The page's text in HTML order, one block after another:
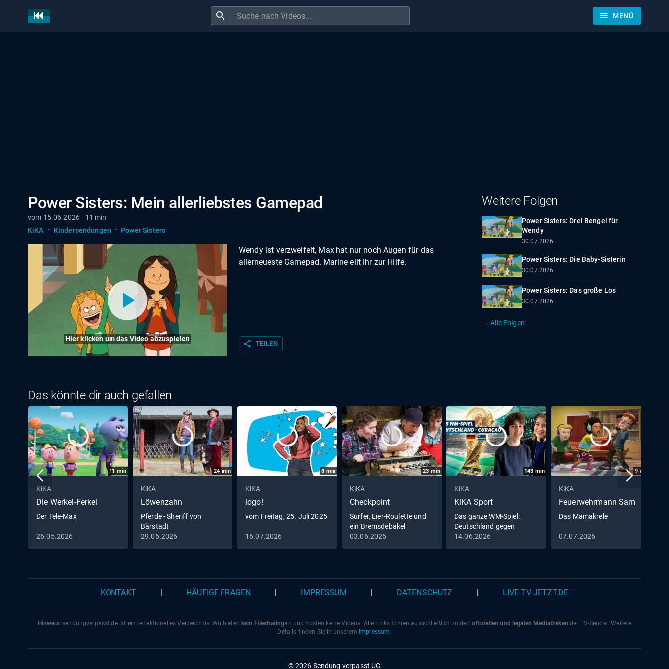
search menu MENÜ
Power Sisters: Mein allerliebstes Gamepad
vom 15.06.2026 · 11 min
KiKA
· Kindersendungen · Power Sisters
Hier klicken um das Video abzuspielen
Wendy ist verzweifelt, Max hat nur noch Augen für das
allerneueste Gamepad. Marine eilt ihr zur Hilfe.
share TEILEN
Weitere Folgen
Power Sisters: Drei Bengel für
Wendy
30.07.2026
Power Sisters: Die Baby-Sisterin
30.07.2026
Power Sisters: Das große Los
30.07.2026
→ Alle Folgen
Das könnte dir auch gefallen
11 min
KiKA
Die Werkel-Ferkel
Der Tele-Max
26.05.2026
24min
KiKA
Löwenzahn
Pferde - Sheriff von
Bärstadt
29.06.2026
8 min
KiKA
logo!
vom Freitag, 25. Juli 2025
16.07.2026
23 min
KiKA
Checkpoint
Surfer, Eier-Roulette und
ein Bremsdebakel
03.06.2026
143 min
KiKA
KiKA Sport
Das ganze WM-Spiel:
Deutschland gegen
Curaçao
14.06.2026
9 min
KiKA
Feuerwehrmann Sam
Das Mamakrele
07.07.2026
KONTAKT HÄUFIGE FRAGEN IMPRESSUM DATENSCHUTZ LIVE-TV-JETZT.DE
Hinweis:sendungverpasst.deist ein redaktionelles Verzeichnis. Wir bieten kein Filesharingan und hosten keine Videos. Alle Links führen ausschließlich zu den offiziellen und legalen Mediatheken der TV-Sender. Weitere
Details finden Sie in unserem Impressum.
© 2026 Sendung verpasst UG